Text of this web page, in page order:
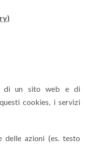
di un sito web e di
cookies, i servizi
delle azioni (es. testo